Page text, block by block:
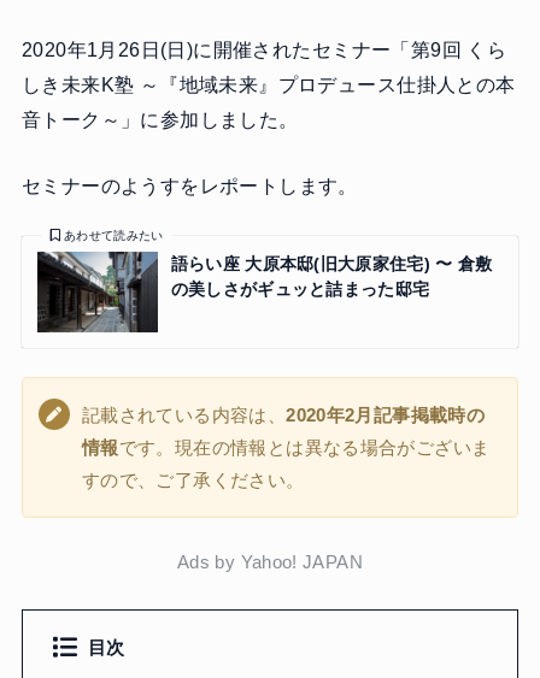
2020年1月26日(日)に開催されたセミナー「第9回 くら
しき未来K塾 ～『地域未来』プロデュース仕掛人との本
音トーク～」に参加しました。
セミナーのようすをレポートします。
語らい座 大原本邸(旧大原家住宅) 〜 倉敷
の美しさがギュッと詰まった邸宅
あわせて読みたい
記載されている内容は、2020年2月記事掲載時の
情報です。現在の情報とは異なる場合がございま
すので、ご了承ください。
Ads by Yahoo! JAPAN
目次